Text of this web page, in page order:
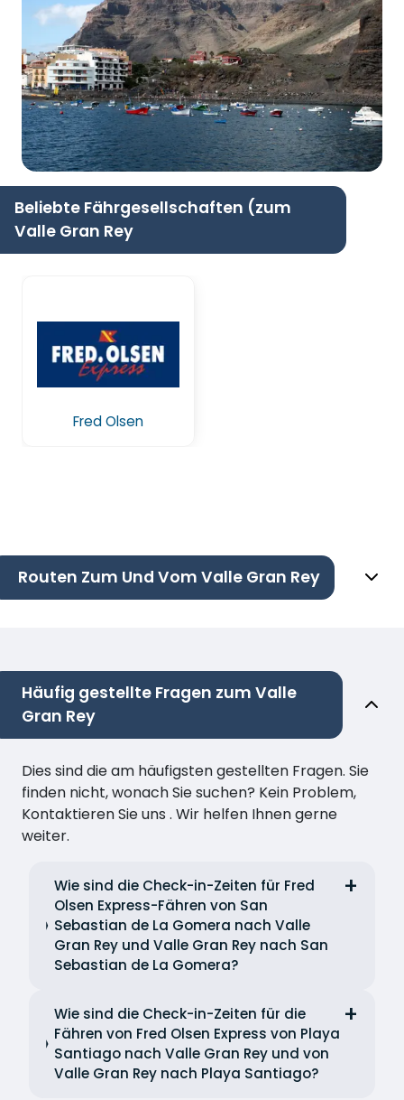
Beliebte Fährgesellschaften (zum
Valle Gran Rey
Fred Olsen
Routen Zum Und Vom Valle Gran Rey
Häufig gestellte Fragen zum Valle
Gran Rey
Dies sind die am häufigsten gestellten Fragen. Sie
finden nicht, wonach Sie suchen? Kein Problem,
Kontaktieren Sie uns . Wir helfen Ihnen gerne
weiter.
Wie sind die Check-in-Zeiten für Fred
Olsen Express-Fähren von San
Sebastian de La Gomera nach Valle
Gran Rey und Valle Gran Rey nach San
Sebastian de La Gomera?
Wie sind die Check-in-Zeiten für die
Fähren von Fred Olsen Express von Playa
Santiago nach Valle Gran Rey und von
Valle Gran Rey nach Playa Santiago?